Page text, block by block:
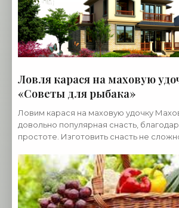
Ловля карася на маховую
«Советы для рыбака»
Ловим карася на маховую удочку
довольно популярная снасть,
простоте. Изготовить снасть не
кончик.